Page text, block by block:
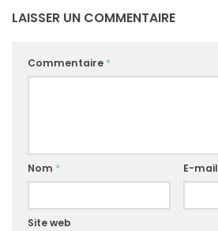
LAISSER UN COMMENTAIRE
Commentaire *
Nom * E-mail
Site web